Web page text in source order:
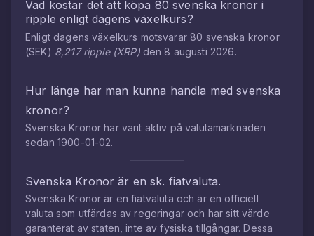
Vad kostar det att köpa 80svenska kronor i
ripple enligt dagens växelkurs?
Enligt dagens växelkurs motsvarar 80 svenska kronor
(SEK) 8,217 ripple(XRP)den 8 augusti 2026.
Hur länge har man kunna handla medsvenska
kronor?
Svenska Kronor har varit aktiv på valutamarknaden
sedan 1900-01-02.
Svenska Kronor är en sk. fiatvaluta.
Svenska Kronor är en fiatvaluta och är en officiell
valuta som utfärdas av regeringar och har sitt värde
garanterat av staten, inte av fysiska tillgångar. Dessa